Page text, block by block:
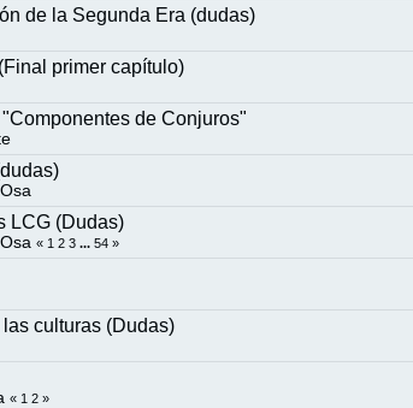
de la Segunda Era (dudas)
primer capítulo)
de Conjuros"
LCG (Dudas)
« 1 2 3 ...54 »
culturas (Dudas)
« 1 2 »